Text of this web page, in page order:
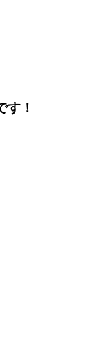
す！